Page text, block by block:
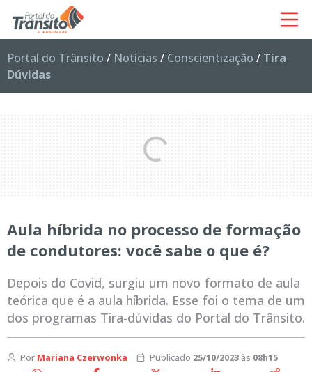
Portal do Trânsito / Notícias / Conscientização / Tira
Dúvidas
Aula híbrida no processo de formação
de condutores: você sabe o que é?
Depois do Covid, surgiu um novo formato de aula
teórica que é a aula híbrida. Esse foi o tema de um
dos programas Tira-dúvidas do Portal do Trânsito.
Por Mariana Czerwonka Publicado 25/10/2023às 08h15